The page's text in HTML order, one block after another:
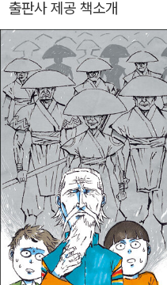
출판사 제공 책소개